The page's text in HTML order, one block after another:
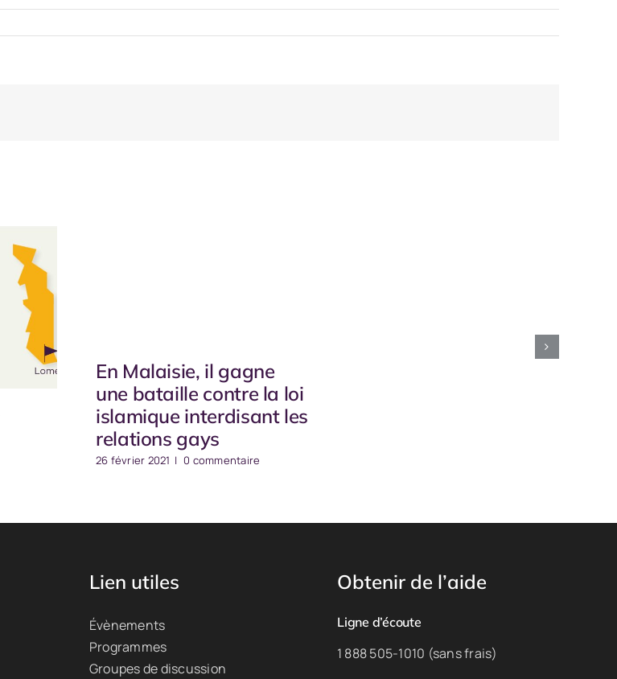
En Malaisie, il gagne
une bataille contre la loi
islamique interdisant les
relations gays
26 février 2021 | 0 commentaire
Lien utiles
Évènements
Programmes
Groupes de discussion
Obtenir de l’aide
Ligne d’écoute
1 888 505-1010 (sans frais)